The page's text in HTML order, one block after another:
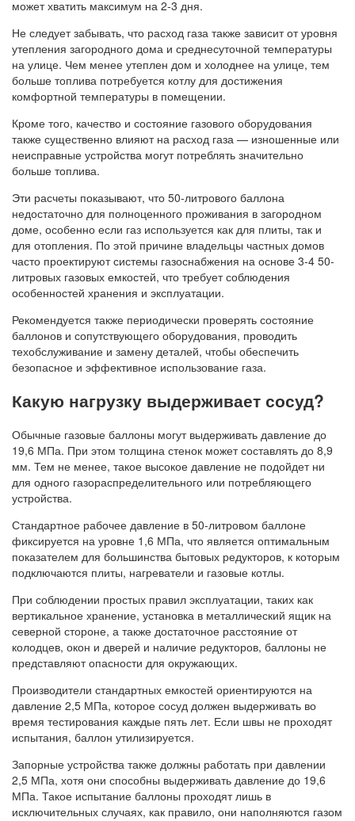
может хватить максимум на 2-3 дня.
Не следует забывать, что расход газа также зависит от уровня
утепления загородного дома и среднесуточной температуры
на улице. Чем менее утеплен дом и холоднее на улице, тем
больше топлива потребуется котлу для достижения
комфортной температуры в помещении.
Кроме того, качество и состояние газового оборудования
также существенно влияют на расход газа — изношенные или
неисправные устройства могут потреблять значительно
больше топлива.
Эти расчеты показывают, что 50-литрового баллона
недостаточно для полноценного проживания в загородном
доме, особенно если газ используется как для плиты, так и
для отопления. По этой причине владельцы частных домов
часто проектируют системы газоснабжения на основе 3-4 50-
литровых газовых емкостей, что требует соблюдения
особенностей хранения и эксплуатации.
Рекомендуется также периодически проверять состояние
баллонов и сопутствующего оборудования, проводить
техобслуживание и замену деталей, чтобы обеспечить
безопасное и эффективное использование газа.
Какую нагрузку выдерживает сосуд?
Обычные газовые баллоны могут выдерживать давление до
19,6 МПа. При этом толщина стенок может составлять до 8,9
мм. Тем не менее, такое высокое давление не подойдет ни
для одного газораспределительного или потребляющего
устройства.
Стандартное рабочее давление в 50-литровом баллоне
фиксируется на уровне 1,6 МПа, что является оптимальным
показателем для большинства бытовых редукторов, к которым
подключаются плиты, нагреватели и газовые котлы.
При соблюдении простых правил эксплуатации, таких как
вертикальное хранение, установка в металлический ящик на
северной стороне, а также достаточное расстояние от
колодцев, окон и дверей и наличие редукторов, баллоны не
представляют опасности для окружающих.
Производители стандартных емкостей ориентируются на
давление 2,5 МПа, которое сосуд должен выдерживать во
время тестирования каждые пять лет. Если швы не проходят
испытания, баллон утилизируется.
Запорные устройства также должны работать при давлении
2,5 МПа, хотя они способны выдерживать давление до 19,6
МПа. Такое испытание баллоны проходят лишь в
исключительных случаях, как правило, они наполняются газом